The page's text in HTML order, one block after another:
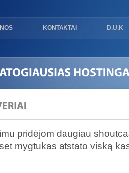
KONTAKTAI D.U.K
pridėjom daugiau
mygtukas atstato viską